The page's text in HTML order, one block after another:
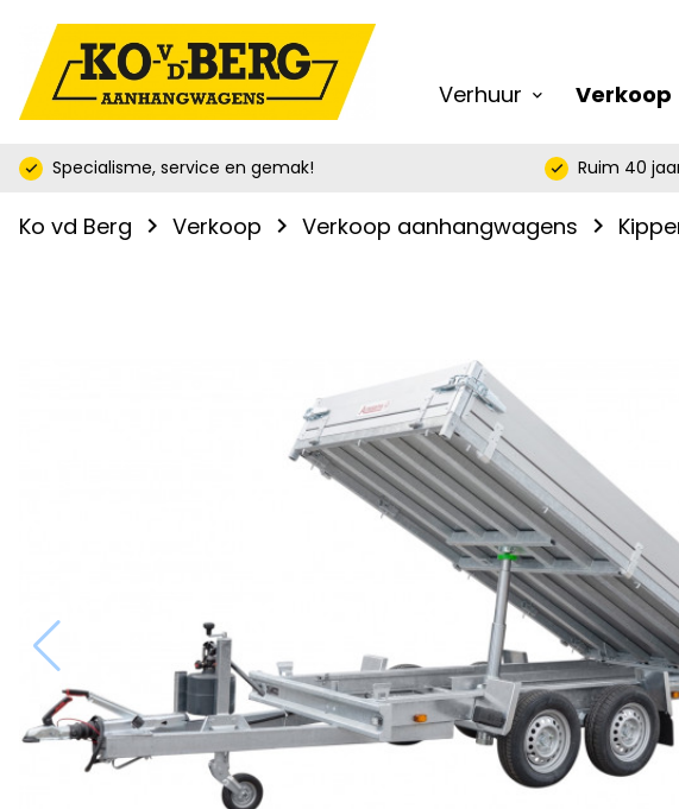
Verhuur keyboard_arrow_down Verkoop
check Specialisme, service en gemak! check Ruim 40
Ko vd Berg navigate_next Verkoop navigate_next Verkoop aanhangwagens navigate_next